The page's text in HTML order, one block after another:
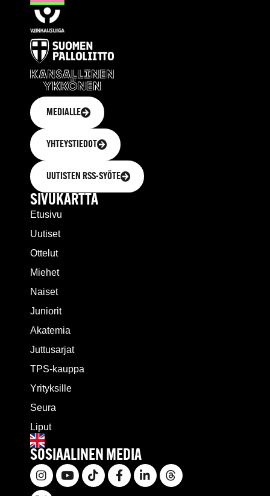
MEDIALLE
YHTEYSTIEDOT
UUTISTEN RSS-SYÖTE
SIVUKARTTA
Etusivu
Uutiset
Ottelut
Miehet
Naiset
Juniorit
Akatemia
Juttusarjat
TPS-kauppa
Yrityksille
Seura
Liput
SOSIAALINEN MEDIA